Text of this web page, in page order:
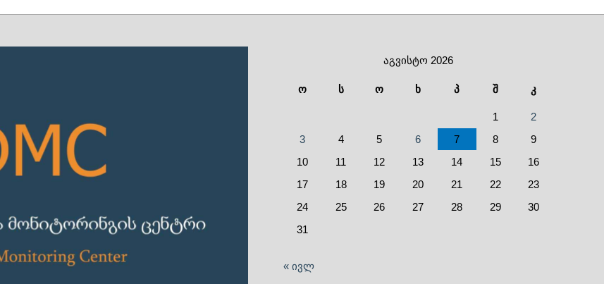
აგვისტო 2026
ო ს ო ხ პ შ კ
1
2
3
4 5 6 7 8
9
10
11 12 13 14 15
16
17
18 19 20 21 22
23
24
25 26 27 28 29
30
31
« ივლ